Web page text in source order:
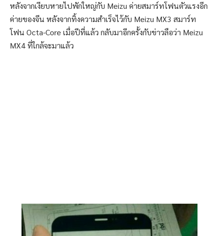
หลังจากเงียบหายไปพักใหญ่กับ Meizu ค่ายสมาร์ทโฟนตัวแรงอีก
ค่ายของจีน หลังจากทิ้งความสำเร็จไว้กับ Meizu MX3 สมาร์ท
โฟน Octa-Core เมื่อปีที่แล้ว กลับมาอีกครั้งกับข่าวลือว่า Meizu
MX4 ที่ใกล้จะมาแล้ว